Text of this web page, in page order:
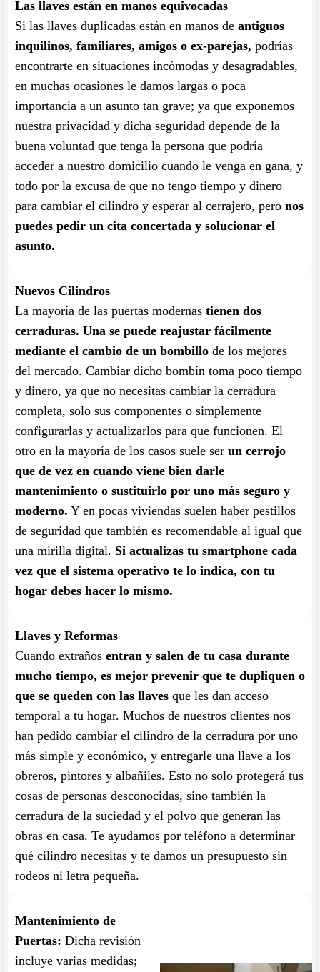
Las llaves están en manos equivocadas
Si las llaves duplicadas están en manos de antiguos
inquilinos, familiares, amigos o ex-parejas, podrías
encontrarte en situaciones incómodas y desagradables,
en muchas ocasiones le damos largas o poca
importancia a un asunto tan grave; ya que exponemos
nuestra privacidad y dicha seguridad depende de la
buena voluntad que tenga la persona que podría
acceder a nuestro domicilio cuando le venga en gana, y
todo por la excusa de que no tengo tiempo y dinero
para cambiar el cilindro y esperar al cerrajero, pero nos
puedes pedir un cita concertada y solucionar el
asunto.
Nuevos Cilindros
La mayoría de las puertas modernas tienen dos
cerraduras. Una se puede reajustar fácilmente
mediante el cambio de un bombillo de los mejores
del mercado. Cambiar dicho bombín toma poco tiempo
y dinero, ya que no necesitas cambiar la cerradura
completa, solo sus componentes o simplemente
configurarlas y actualizarlos para que funcionen. El
otro en la mayoría de los casos suele ser un cerrojo
que de vez en cuando viene bien darle
mantenimiento o sustituirlo por uno más seguro y
moderno. Y en pocas viviendas suelen haber pestillos
de seguridad que también es recomendable al igual que
una mirilla digital. Si actualizas tu smartphone cada
vez que el sistema operativo te lo indica, con tu
hogar debes hacer lo mismo.
Llaves y Reformas
Cuando extraños entran y salen de tu casa durante
mucho tiempo, es mejor prevenir que te dupliquen o
que se queden con las llaves que les dan acceso
temporal a tu hogar. Muchos de nuestros clientes nos
han pedido cambiar el cilindro de la cerradura por uno
más simple y económico, y entregarle una llave a los
obreros, pintores y albañiles. Esto no solo protegerá tus
cosas de personas desconocidas, sino también la
cerradura de la suciedad y el polvo que generan las
obras en casa. Te ayudamos por teléfono a determinar
qué cilindro necesitas y te damos un presupuesto sin
rodeos ni letra pequeña.
Mantenimiento de
Puertas: Dicha revisión
incluye varias medidas;